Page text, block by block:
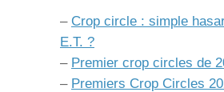
– Crop circle : simple
E.T. ?
– Premier crop circles de
– Premiers Crop Circles